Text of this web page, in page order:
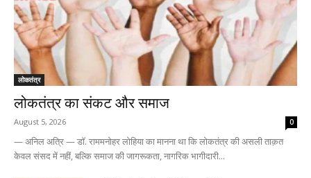
लोकतंत्र
लोकतंत्र का संकट और समाज
August 5, 2026 0
— अनिल अत्रि — डॉ. राममनोहर लोहिया का मानना था कि लोकतंत्र की असली ताक़त
केवल संसद में नहीं, बल्कि समाज की जागरूकता, नागरिक भागीदारी...